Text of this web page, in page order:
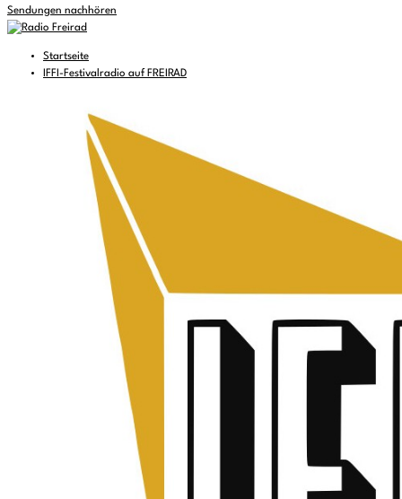
Sendungen nachhören
Startseite
IFFI-Festivalradio auf FREIRAD